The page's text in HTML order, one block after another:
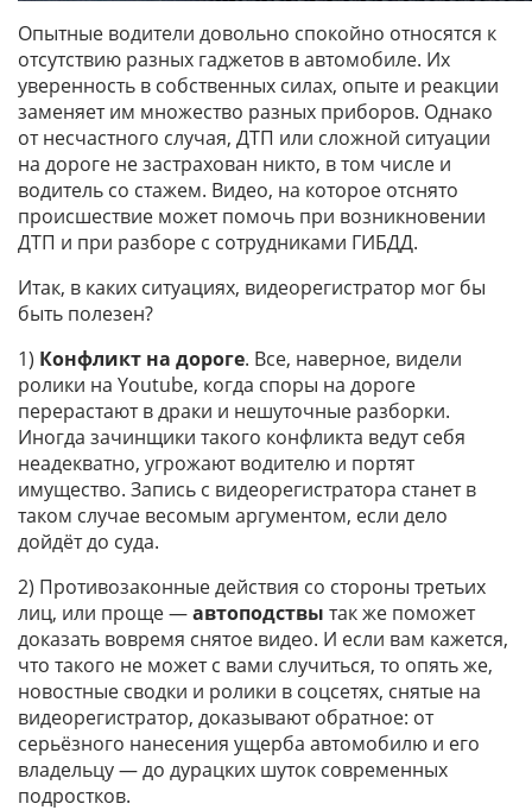
Опытные водители довольно спокойно относятся к
отсутствию разных гаджетов в автомобиле. Их
уверенность в собственных силах, опыте и реакции
заменяет им множество разных приборов. Однако
от несчастного случая, ДТП или сложной ситуации
на дороге не застрахован никто, в том числе и
водитель со стажем. Видео, на которое отснято
происшествие может помочь при возникновении
ДТП и при разборе с сотрудниками ГИБДД.
Итак, в каких ситуациях, видеорегистратор мог бы
быть полезен?
1) Конфликт на дороге. Все, наверное, видели
ролики на Youtube, когда споры на дороге
перерастают в драки и нешуточные разборки.
Иногда зачинщики такого конфликта ведут себя
неадекватно, угрожают водителю и портят
имущество. Запись с видеорегистратора станет в
таком случае весомым аргументом, если дело
дойдёт до суда.
2) Противозаконные действия со стороны третьих
лиц, или проще —автоподствы так же поможет
доказать вовремя снятое видео. И если вам кажется,
что такого не может с вами случиться, то опять же,
новостные сводки и ролики в соцсетях, снятые на
видеорегистратор, доказывают обратное: от
серьёзного нанесения ущерба автомобилю и его
владельцу — до дурацких шуток современных
подростков.